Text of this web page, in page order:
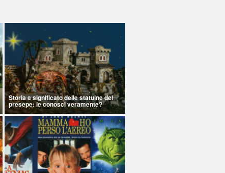
Storia e significato delle statuine del
presepe: le conosci veramente?